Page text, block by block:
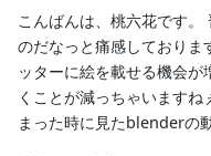
こんばんは、桃六花です。
のだなっと痛感しておりま
ッターに絵を載せる機会
くことが減っちゃいます
まった時に見たblenderの